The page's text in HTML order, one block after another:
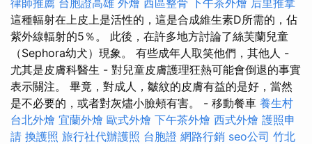
這種輻射在上皮上是活性的，這是合成維生素D所需的，佔
紫外線輻射的5％。 此後，在許多地方討論了絲芙蘭兒童
（Sephora幼犬）現象。 有些成年人取笑他們，其他人 -
尤其是皮膚科醫生 - 對兒童皮膚護理狂熱可能會倒退的事實
表示關注。 畢竟，對成人，皺紋的皮膚有益的是好，當然
是不必要的，或者對灰燼小臉頰有害。 - 移動餐車 養生村
台北外燴 宜蘭外燴 歐式外燴 下午茶外燴 西式外燴 護照申
請 換護照 旅行社代辦護照 台胞證 網路行銷 seo公司 竹北